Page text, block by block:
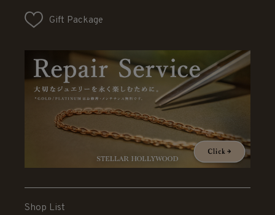
Gift Package
Shop List